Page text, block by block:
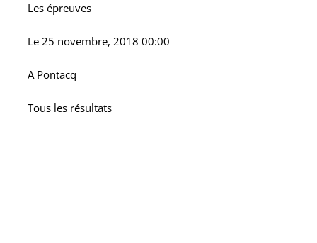
Les épreuves
Le25 novembre, 2018 00:00
A Pontacq
Tous les résultats